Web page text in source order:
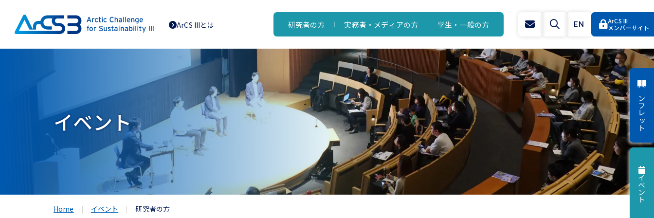
ArCS IIIとは EN
ArCS III
メンバーサイト
研究者の方 実務者・メディアの方 学生・一般の方
イベント
Home イベント 研究者の方
パンフレット
イベント